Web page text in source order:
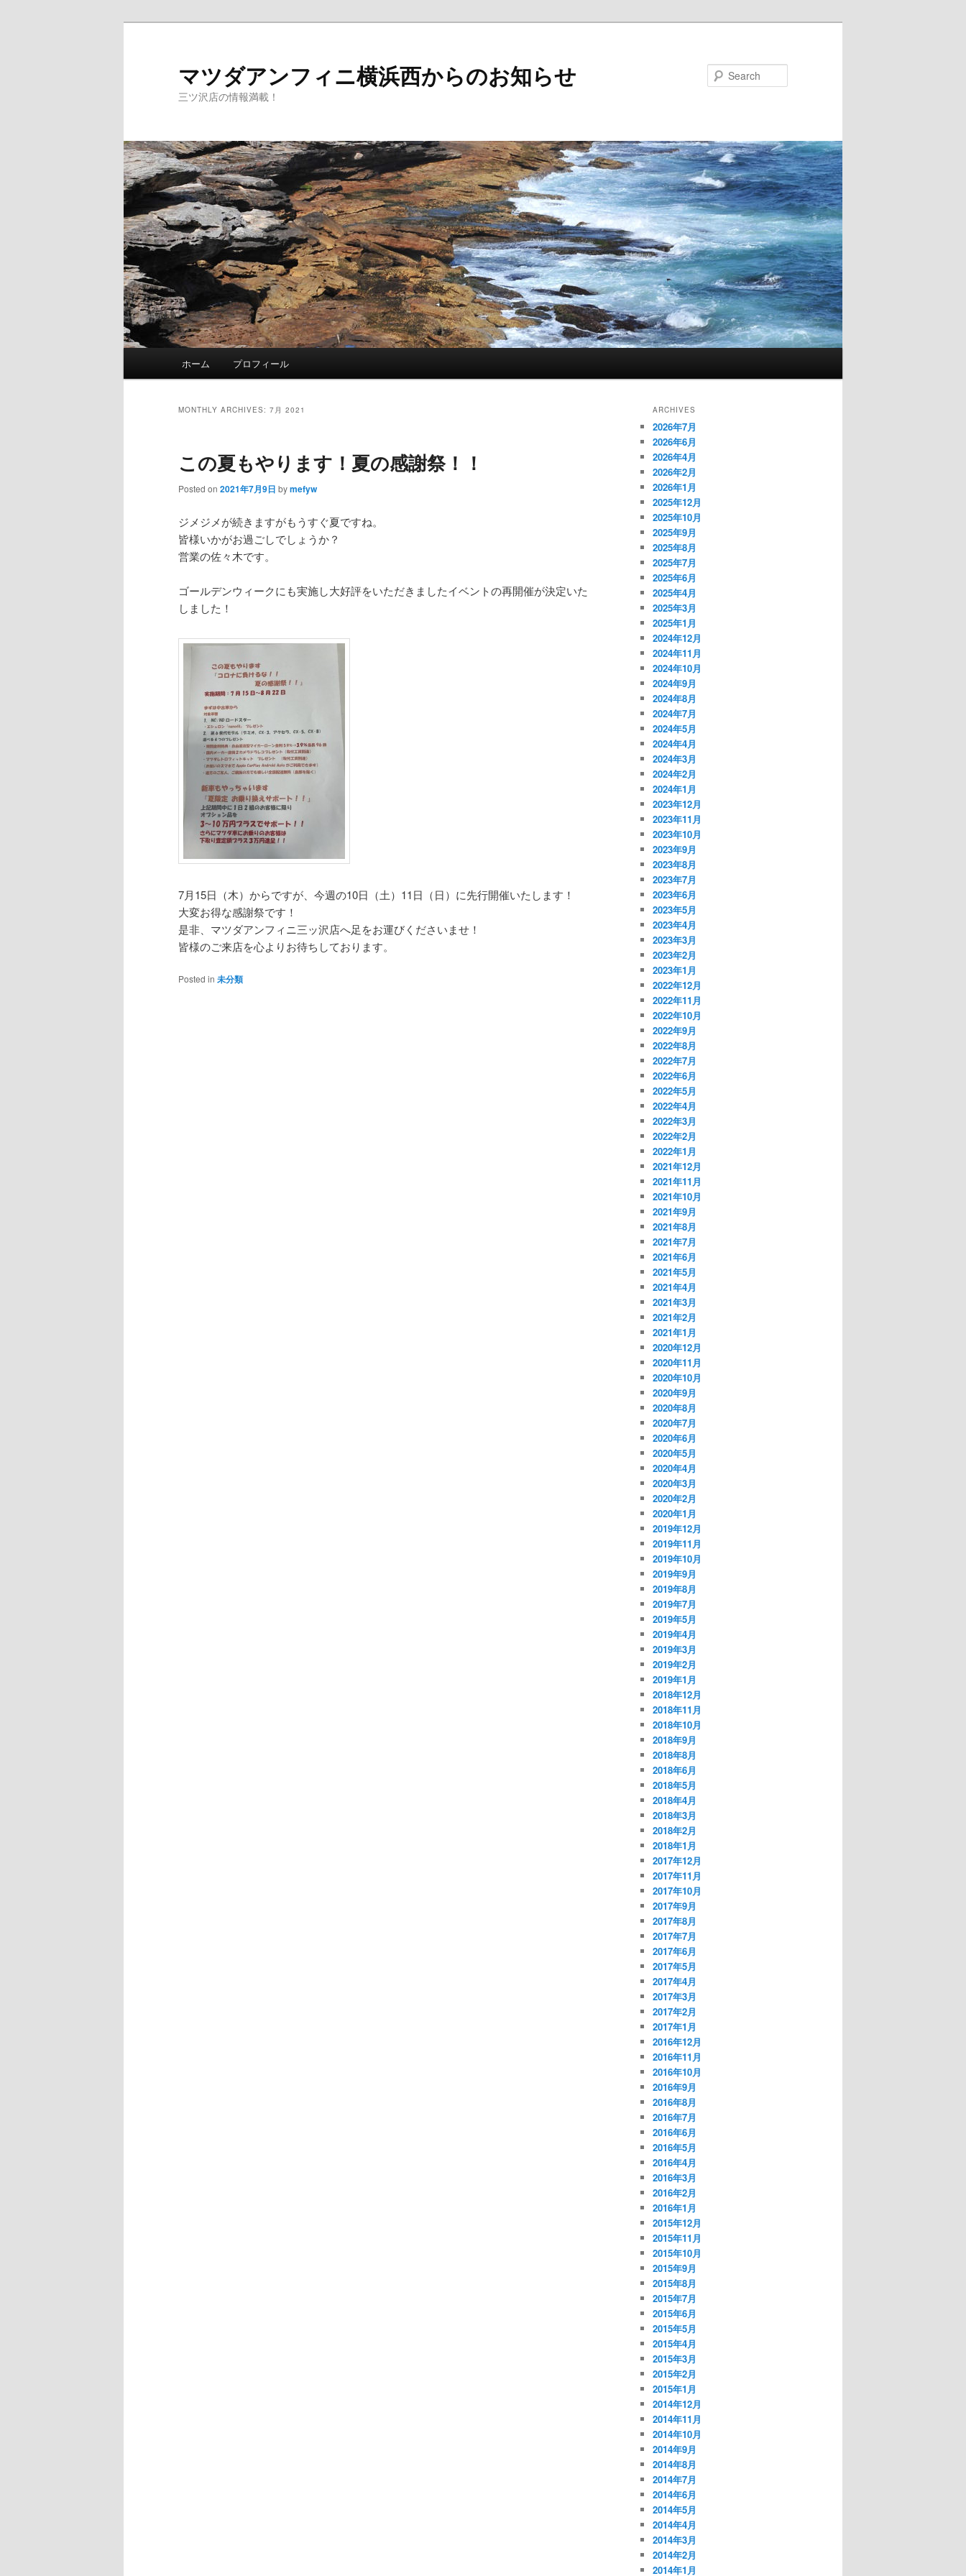
マツダアンフィニ横浜西からのお知らせ
三ツ沢店の情報満載！
Skip
content
Skip
content
ホーム プロフィール
MONTHLY ARCHIVES: 7月 2021
この夏もやります！夏の感謝祭！！
Posted on 2021年7月9日 bymefyw
ジメジメが続きますがもうすぐ夏ですね。
皆様いかがお過ごしでしょうか？
営業の佐々木です。
ゴールデンウィークにも実施し大好評をいただきましたイベントの再開催が決定いた
しました！
7月15日（木）からですが、今週の10日（土）11日（日）に先行開催いたします！
大変お得な感謝祭です！
是非、マツダアンフィニ三ッ沢店へ足をお運びくださいませ！
皆様のご来店を心よりお待ちしております。
Posted in 未分類
ARCHIVES
2026年7月
2026年6月
2026年4月
2026年2月
2026年1月
2025年12月
2025年10月
2025年9月
2025年8月
2025年7月
2025年6月
2025年4月
2025年3月
2025年1月
2024年12月
2024年11月
2024年10月
2024年9月
2024年8月
2024年7月
2024年5月
2024年4月
2024年3月
2024年2月
2024年1月
2023年12月
2023年11月
2023年10月
2023年9月
2023年8月
2023年7月
2023年6月
2023年5月
2023年4月
2023年3月
2023年2月
2023年1月
2022年12月
2022年11月
2022年10月
2022年9月
2022年8月
2022年7月
2022年6月
2022年5月
2022年4月
2022年3月
2022年2月
2022年1月
2021年12月
2021年11月
2021年10月
2021年9月
2021年8月
2021年7月
2021年6月
2021年5月
2021年4月
2021年3月
2021年2月
2021年1月
2020年12月
2020年11月
2020年10月
2020年9月
2020年8月
2020年7月
2020年6月
2020年5月
2020年4月
2020年3月
2020年2月
2020年1月
2019年12月
2019年11月
2019年10月
2019年9月
2019年8月
2019年7月
2019年5月
2019年4月
2019年3月
2019年2月
2019年1月
2018年12月
2018年11月
2018年10月
2018年9月
2018年8月
2018年6月
2018年5月
2018年4月
2018年3月
2018年2月
2018年1月
2017年12月
2017年11月
2017年10月
2017年9月
2017年8月
2017年7月
2017年6月
2017年5月
2017年4月
2017年3月
2017年2月
2017年1月
2016年12月
2016年11月
2016年10月
2016年9月
2016年8月
2016年7月
2016年6月
2016年5月
2016年4月
2016年3月
2016年2月
2016年1月
2015年12月
2015年11月
2015年10月
2015年9月
2015年8月
2015年7月
2015年6月
2015年5月
2015年4月
2015年3月
2015年2月
2015年1月
2014年12月
2014年11月
2014年10月
2014年9月
2014年8月
2014年7月
2014年6月
2014年5月
2014年4月
2014年3月
2014年2月
2014年1月